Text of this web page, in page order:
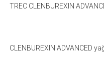
TREC CLENBUREXIN
CLENBUREXIN ADVANCED